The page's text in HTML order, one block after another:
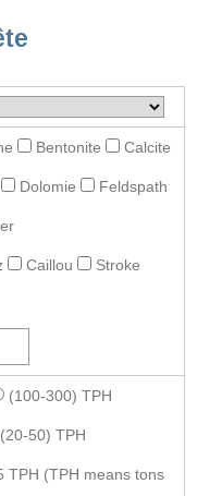
Bentonite Calcite
Dolomie Feldspath
Caillou Stroke
(100-300) TPH
(20-50) TPH
TPH (TPH means tons